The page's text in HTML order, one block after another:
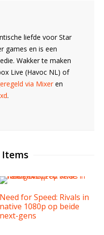
liefde voor Star
games en is een
Wakker te maken
Live (Havoc NL) of
via Mixeren
.
Need for Speed: Rivals in
native 1080p op beide
next-gens